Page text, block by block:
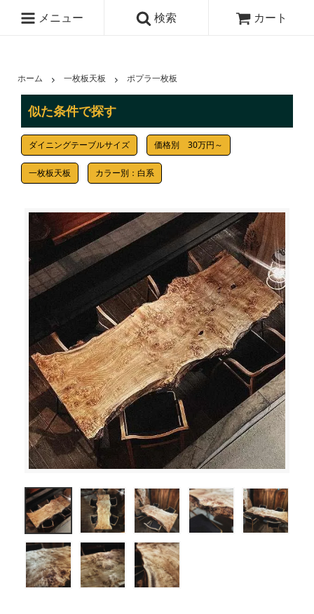
メニュー 検索 カート
ホーム 一枚板天板 ポプラ一枚板
似た条件で探す
ダイニングテーブルサイズ 価格別 30万円～
一枚板天板 カラー別：白系